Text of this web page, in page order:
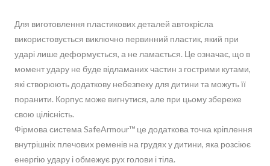
Для виготовлення пластикових деталей автокрісла
використовується виключно первинний пластик, який при
ударі лише деформується, а не ламається. Це означає, що в
момент удару не буде відламаних частин з гострими кутами,
які створюють додаткову небезпеку для дитини та можуть її
поранити. Корпус може вигнутися, але при цьому збереже
свою цілісність.
Фірмова система SafeArmour™ це додаткова точка кріплення
внутрішніх плечових ременів на грудях у дитини, яка розсіює
енергію удару і обмежує рух голови і тіла.